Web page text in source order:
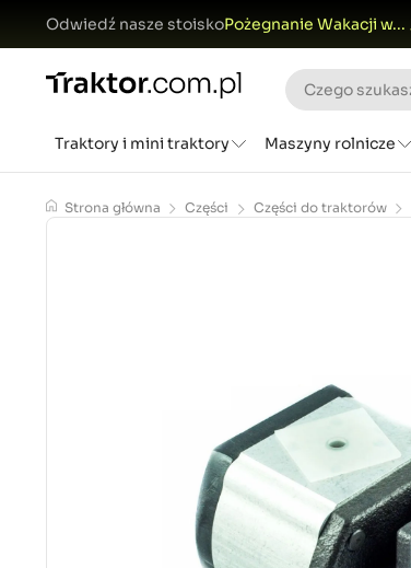
Odwiedź nasze stoiskoPożegnanie Wakacji w...
Traktory i mini traktory Maszyny rolnicze
Strona główna Części Części do traktorów